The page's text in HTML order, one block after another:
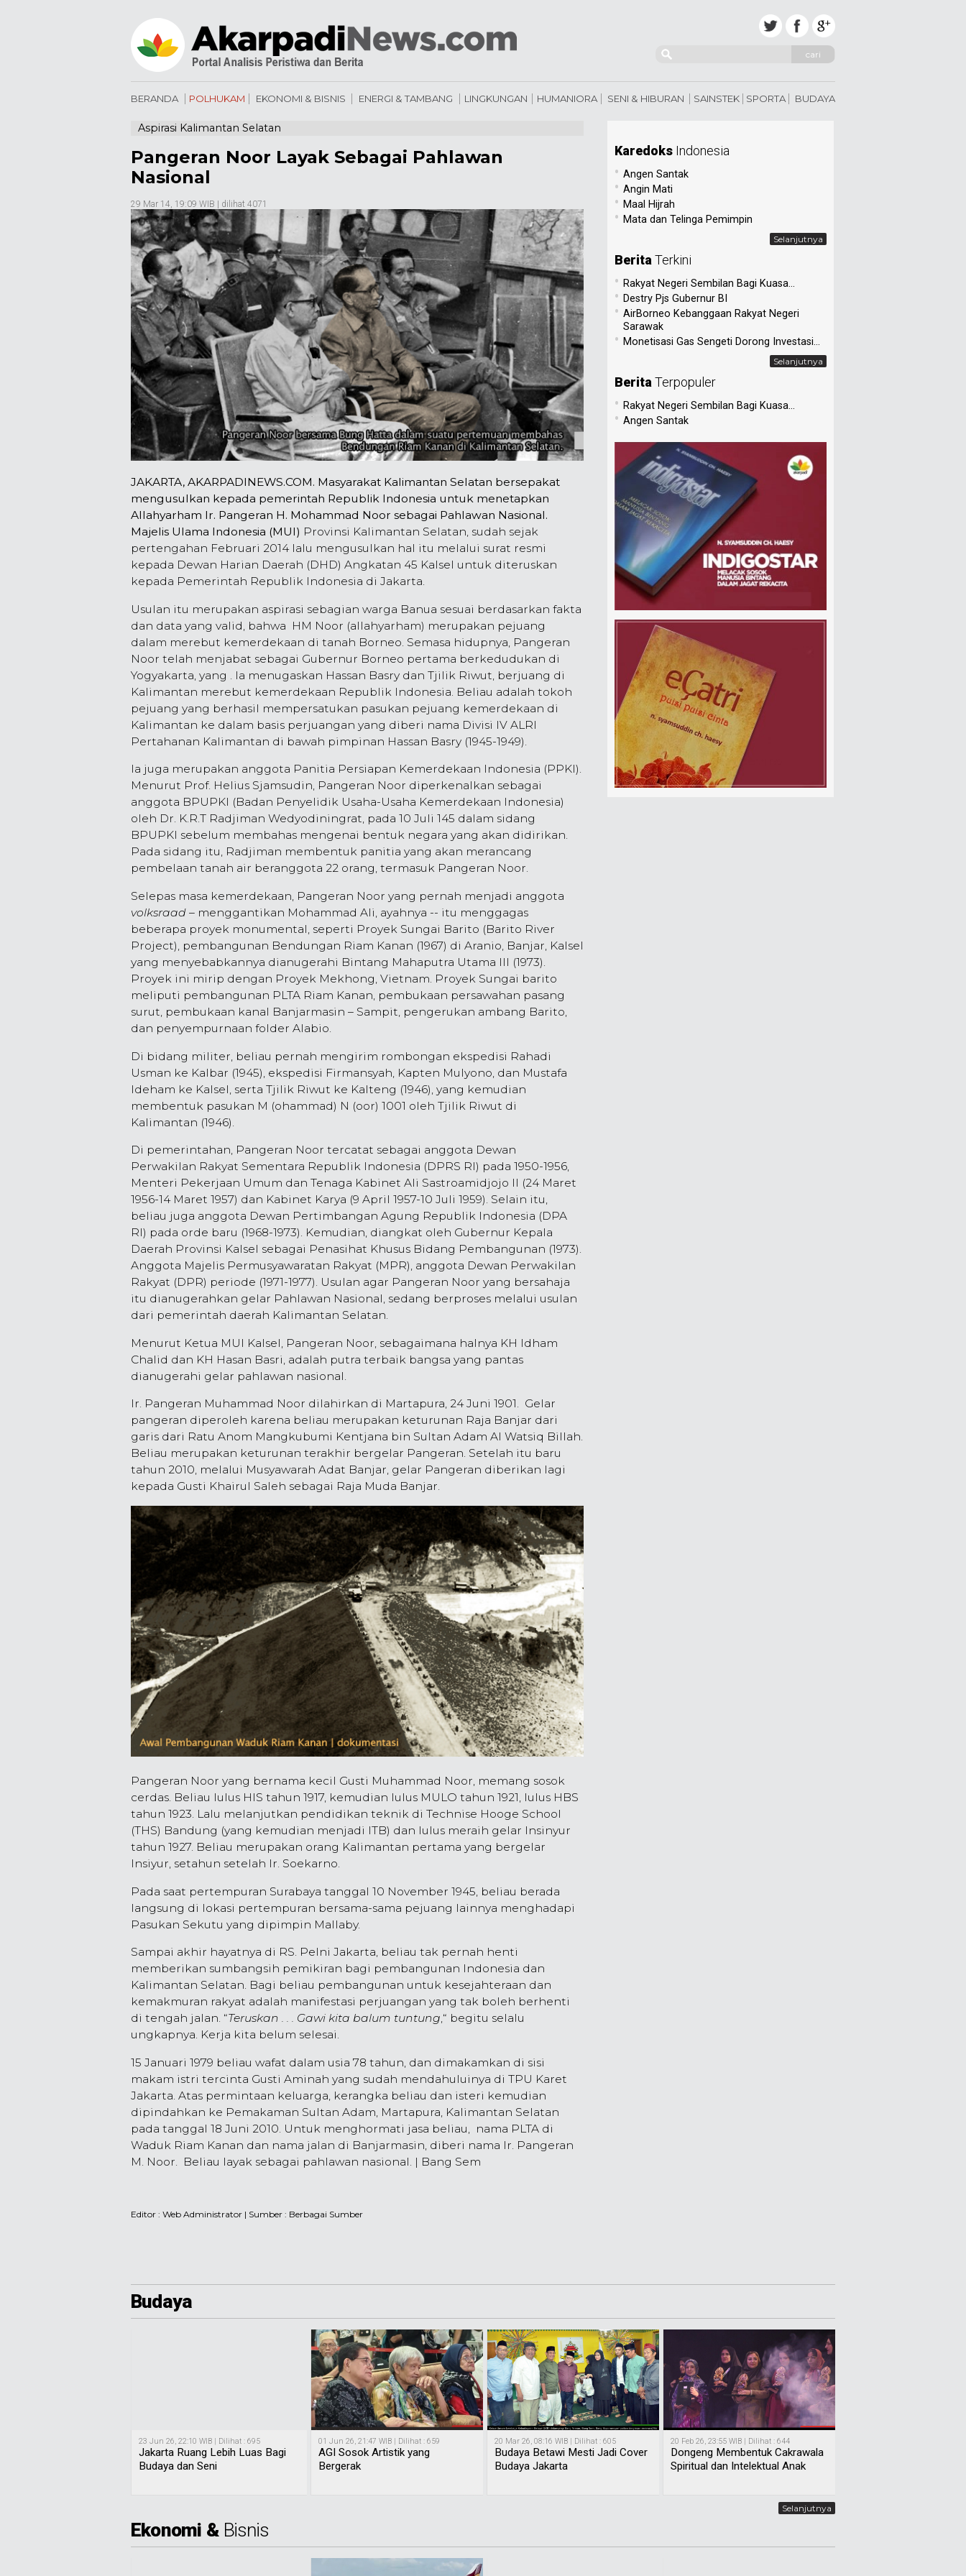
cari
BERANDA POLHUKAM EKONOMI & BISNIS ENERGI & TAMBANG LINGKUNGAN HUMANIORA SENI & HIBURAN SAINSTEK SPORTA BUDAYA
Aspirasi Kalimantan Selatan
Pangeran Noor Layak Sebagai Pahlawan
Nasional
29 Mar 14, 19:09 WIB | dilihat 4071
JAKARTA, AKARPADINEWS.COM. Masyarakat Kalimantan Selatan bersepakat
mengusulkan kepada pemerintah Republik Indonesia untuk menetapkan
Allahyarham Ir. Pangeran H. Mohammad Noor sebagai Pahlawan Nasional.
Majelis Ulama Indonesia (MUI) Provinsi Kalimantan Selatan, sudah sejak
pertengahan Februari 2014 lalu mengusulkan hal itu melalui surat resmi
kepada Dewan Harian Daerah (DHD) Angkatan 45 Kalsel untuk diteruskan
kepada Pemerintah Republik Indonesia di Jakarta.
Usulan itu merupakan aspirasi sebagian warga Banua sesuai berdasarkan fakta
dan data yang valid, bahwa HM Noor (allahyarham) merupakan pejuang
dalam merebut kemerdekaan di tanah Borneo. Semasa hidupnya, Pangeran
Noor telah menjabat sebagai Gubernur Borneo pertama berkedudukan di
Yogyakarta, yang . Ia menugaskan Hassan Basry dan Tjilik Riwut, berjuang di
Kalimantan merebut kemerdekaan Republik Indonesia. Beliau adalah tokoh
pejuang yang berhasil mempersatukan pasukan pejuang kemerdekaan di
Kalimantan ke dalam basis perjuangan yang diberi nama Divisi IV ALRI
Pertahanan Kalimantan di bawah pimpinan Hassan Basry (1945-1949).
Ia juga merupakan anggota Panitia Persiapan Kemerdekaan Indonesia (PPKI).
Menurut Prof. Helius Sjamsudin, Pangeran Noor diperkenalkan sebagai
anggota BPUPKI (Badan Penyelidik Usaha-Usaha Kemerdekaan Indonesia)
oleh Dr. K.R.T Radjiman Wedyodiningrat, pada 10 Juli 145 dalam sidang
BPUPKI sebelum membahas mengenai bentuk negara yang akan didirikan.
Pada sidang itu, Radjiman membentuk panitia yang akan merancang
pembelaan tanah air beranggota 22 orang, termasuk Pangeran Noor.
Selepas masa kemerdekaan, Pangeran Noor yang pernah menjadi anggota
volksraad – menggantikan Mohammad Ali, ayahnya -- itu menggagas
beberapa proyek monumental, seperti Proyek Sungai Barito (Barito River
Project), pembangunan Bendungan Riam Kanan (1967) di Aranio, Banjar, Kalsel
yang menyebabkannya dianugerahi Bintang Mahaputra Utama III (1973).
Proyek ini mirip dengan Proyek Mekhong, Vietnam. Proyek Sungai barito
meliputi pembangunan PLTA Riam Kanan, pembukaan persawahan pasang
surut, pembukaan kanal Banjarmasin – Sampit, pengerukan ambang Barito,
dan penyempurnaan folder Alabio.
Di bidang militer, beliau pernah mengirim rombongan ekspedisi Rahadi
Usman ke Kalbar (1945), ekspedisi Firmansyah, Kapten Mulyono, dan Mustafa
Ideham ke Kalsel, serta Tjilik Riwut ke Kalteng (1946), yang kemudian
membentuk pasukan M (ohammad) N (oor) 1001 oleh Tjilik Riwut di
Kalimantan (1946).
Di pemerintahan, Pangeran Noor tercatat sebagai anggota Dewan
Perwakilan Rakyat Sementara Republik Indonesia (DPRS RI) pada 1950-1956,
Menteri Pekerjaan Umum dan Tenaga Kabinet Ali Sastroamidjojo II (24 Maret
1956-14 Maret 1957) dan Kabinet Karya (9 April 1957-10 Juli 1959). Selain itu,
beliau juga anggota Dewan Pertimbangan Agung Republik Indonesia (DPA
RI) pada orde baru (1968-1973). Kemudian, diangkat oleh Gubernur Kepala
Daerah Provinsi Kalsel sebagai Penasihat Khusus Bidang Pembangunan (1973).
Anggota Majelis Permusyawaratan Rakyat (MPR), anggota Dewan Perwakilan
Rakyat (DPR) periode (1971-1977). Usulan agar Pangeran Noor yang bersahaja
itu dianugerahkan gelar Pahlawan Nasional, sedang berproses melalui usulan
dari pemerintah daerah Kalimantan Selatan.
Menurut Ketua MUI Kalsel, Pangeran Noor, sebagaimana halnya KH Idham
Chalid dan KH Hasan Basri, adalah putra terbaik bangsa yang pantas
dianugerahi gelar pahlawan nasional.
Ir. Pangeran Muhammad Noor dilahirkan di Martapura, 24 Juni 1901. Gelar
pangeran diperoleh karena beliau merupakan keturunan Raja Banjar dari
garis dari Ratu Anom Mangkubumi Kentjana bin Sultan Adam Al Watsiq Billah.
Beliau merupakan keturunan terakhir bergelar Pangeran. Setelah itu baru
tahun 2010, melalui Musyawarah Adat Banjar, gelar Pangeran diberikan lagi
kepada Gusti Khairul Saleh sebagai Raja Muda Banjar.
Pangeran Noor yang bernama kecil Gusti Muhammad Noor, memang sosok
cerdas. Beliau lulus HIS tahun 1917, kemudian lulus MULO tahun 1921, lulus HBS
tahun 1923. Lalu melanjutkan pendidikan teknik di Technise Hooge School
(THS) Bandung (yang kemudian menjadi ITB) dan lulus meraih gelar Insinyur
tahun 1927. Beliau merupakan orang Kalimantan pertama yang bergelar
Insiyur, setahun setelah Ir. Soekarno.
Pada saat pertempuran Surabaya tanggal 10 November 1945, beliau berada
langsung di lokasi pertempuran bersama-sama pejuang lainnya menghadapi
Pasukan Sekutu yang dipimpin Mallaby.
Sampai akhir hayatnya di RS. Pelni Jakarta, beliau tak pernah henti
memberikan sumbangsih pemikiran bagi pembangunan Indonesia dan
Kalimantan Selatan. Bagi beliau pembangunan untuk kesejahteraan dan
kemakmuran rakyat adalah manifestasi perjuangan yang tak boleh berhenti
di tengah jalan. “Teruskan . . . Gawi kita balum tuntung,“ begitu selalu
ungkapnya. Kerja kita belum selesai.
15 Januari 1979 beliau wafat dalam usia 78 tahun, dan dimakamkan di sisi
makam istri tercinta Gusti Aminah yang sudah mendahuluinya di TPU Karet
Jakarta. Atas permintaan keluarga, kerangka beliau dan isteri kemudian
dipindahkan ke Pemakaman Sultan Adam, Martapura, Kalimantan Selatan
pada tanggal 18 Juni 2010. Untuk menghormati jasa beliau, nama PLTA di
Waduk Riam Kanan dan nama jalan di Banjarmasin, diberi nama Ir. Pangeran
M. Noor. Beliau layak sebagai pahlawan nasional. | Bang Sem
Editor : Web Administrator | Sumber : Berbagai Sumber
Karedoks Indonesia
• Angen Santak
• Angin Mati
• Maal Hijrah
• Mata dan Telinga Pemimpin
Selanjutnya
Berita Terkini
• Rakyat Negeri Sembilan Bagi Kuasa...
• Destry Pjs Gubernur BI
• AirBorneo Kebanggaan Rakyat Negeri
Sarawak
• Monetisasi Gas Sengeti Dorong Investasi...
Selanjutnya
Berita Terpopuler
• Rakyat Negeri Sembilan Bagi Kuasa...
• Angen Santak
Budaya
23 Jun 26, 22:10 WIB | Dilihat : 695
Jakarta Ruang Lebih Luas Bagi
Budaya dan Seni
01 Jun 26, 21:47 WIB | Dilihat : 659
AGI Sosok Artistik yang
Bergerak
20 Mar 26, 08:16 WIB | Dilihat : 605
Budaya Betawi Mesti Jadi Cover
Budaya Jakarta
20 Feb 26, 23:55 WIB | Dilihat : 644
Dongeng Membentuk Cakrawala
Spiritual dan Intelektual Anak
Selanjutnya
Ekonomi & Bisnis